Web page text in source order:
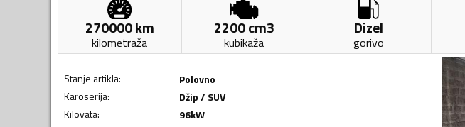
270000km
kilometraža
2200cm3
kubikaža
Dizel
gorivo
Stanje artikla:
Polovno
Karoserija:
Džip / SUV
Kilovata: 96kW